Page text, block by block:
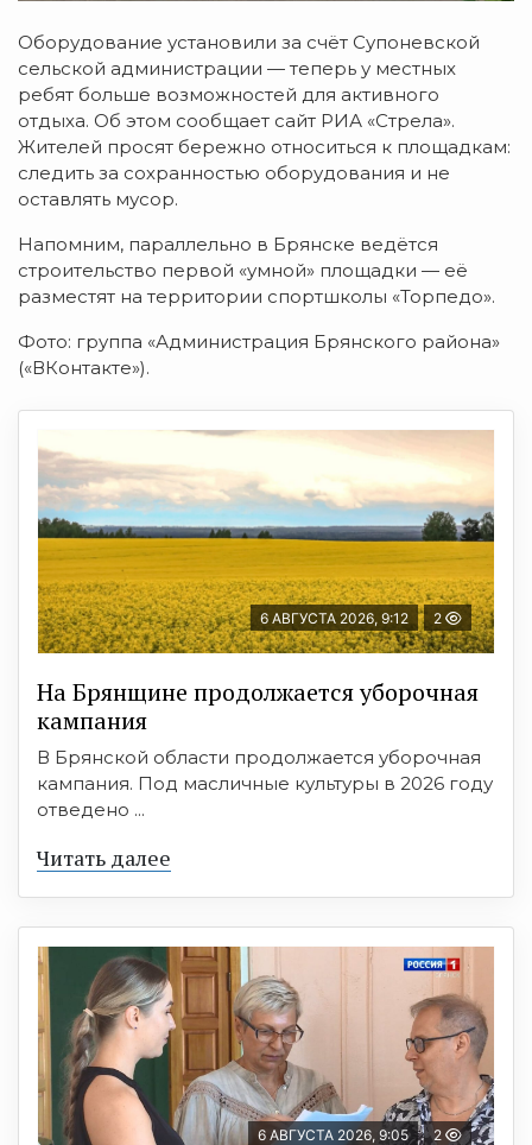
Оборудование установили за счёт Супоневской
сельской администрации — теперь у местных
ребят больше возможностей для активного
отдыха. Об этом сообщает сайт РИА «Стрела».
Жителей просят бережно относиться к площадкам:
следить за сохранностью оборудования и не
оставлять мусор.
Напомним, параллельно в Брянске ведётся
строительство первой «умной» площадки — её
разместят на территории спортшколы «Торпедо».
Фото: группа «Администрация Брянского района»
(«ВКонтакте»).
6 АВГУСТА 2026, 9:12 2
На Брянщине продолжается уборочная
кампания
В Брянской области продолжается уборочная
кампания. Под масличные культуры в 2026 году
отведено ...
Читать далее
6 АВГУСТА 2026, 9:05 2